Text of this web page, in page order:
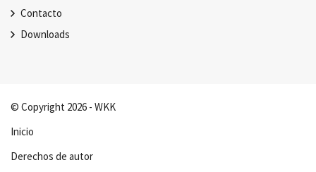
Contacto
Downloads
© Copyright 2026 - WKK
Inicio
Derechos de autor